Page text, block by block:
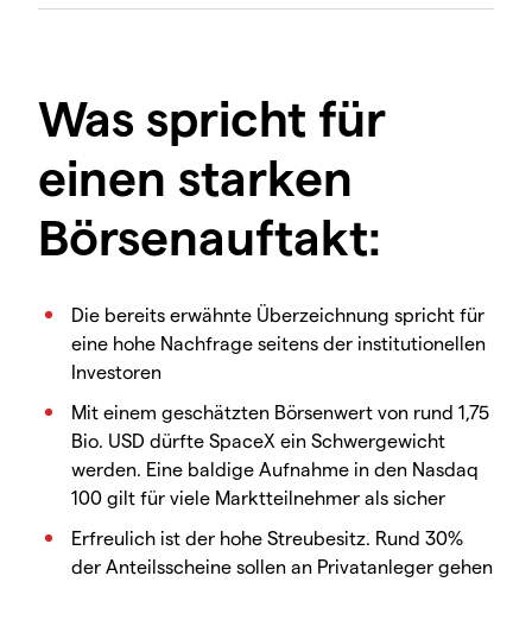
Was spricht für
einen starken
Börsenauftakt:
Die bereits erwähnte Überzeichnung spricht für
eine hohe Nachfrage seitens der institutionellen
Investoren
Mit einem geschätzten Börsenwert von rund 1,75
Bio. USD dürfte SpaceX ein Schwergewicht
werden. Eine baldige Aufnahme in den Nasdaq
100 gilt für viele Marktteilnehmer als sicher
Erfreulich ist der hohe Streubesitz. Rund 30%
der Anteilsscheine sollen an Privatanleger gehen